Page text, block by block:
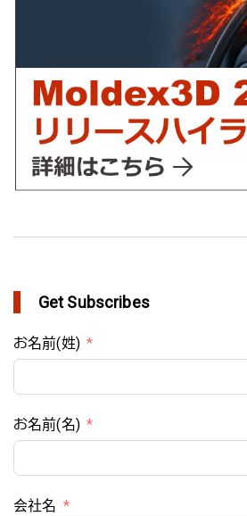
最適化にMoldex3Dの統合を実現
Get Subscribes
お名前(姓)
お名前(名)
会社名